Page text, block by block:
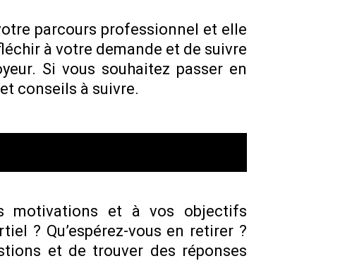
parcours professionnel et elle
à votre demande et de suivre
Si vous souhaitez passer en
conseils à suivre.
motivations et à vos objectifs
? Qu’espérez-vous en retirer ?
et de trouver des réponses